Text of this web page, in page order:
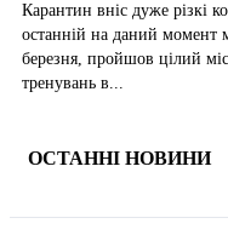
Карантин вніс дуже різкі
останній на даний момент
березня, пройшов цілий
тренувань в...
ОСТАННІ НОВИНИ